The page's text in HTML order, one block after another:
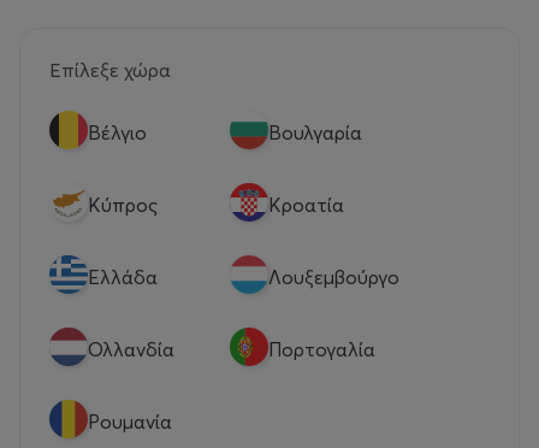
Επίλεξε χώρα
Βέλγιο Βουλγαρία
Κύπρος Κροατία
Eλλάδα Λουξεμβούργο
Ολλανδία Πορτογαλία
Ρουμανία